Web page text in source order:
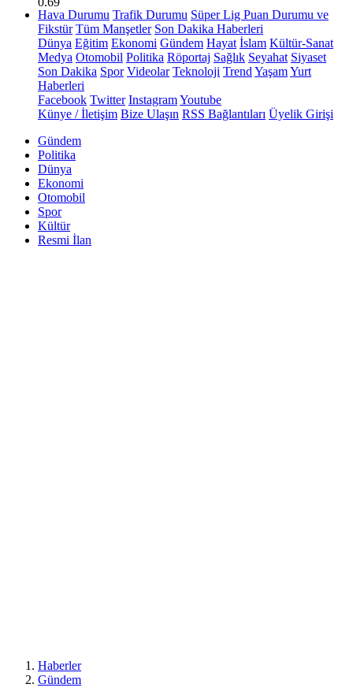
Hava Durumu Trafik Durumu Süper Lig Puan Durumu ve
Fikstür Tüm Manşetler Son Dakika Haberleri
Dünya Eğitim Ekonomi Gündem Hayat İslam Kültür-Sanat
Medya Otomobil Politika Röportaj Sağlık Seyahat Siyaset
Son Dakika Spor Videolar Teknoloji Trend YaşamYurt
Haberleri
Facebook Twitter InstagramYoutube
Künye / İletişim Bize Ulaşın RSS Bağlantıları Üyelik Girişi
Gündem
Politika
Dünya
Ekonomi
Otomobil
Spor
Kültür
Resmi İlan
Haberler
Gündem